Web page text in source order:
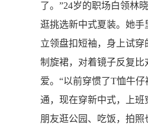
了。”24岁的职场白领林
逛挑选新中式夏装。她手
立领盘扣短袖，身上试穿
制旋裙，对着镜子反复比
爱。“以前穿惯了T恤牛
通，现在穿新中式，上班
朋友逛公园、吃饭，拍